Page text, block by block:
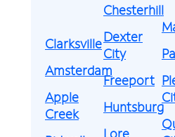
Clarksville
Amsterdam
Apple
Creek
Chesterhill
Dexter
City
Freeport
Huntsburg
Lore